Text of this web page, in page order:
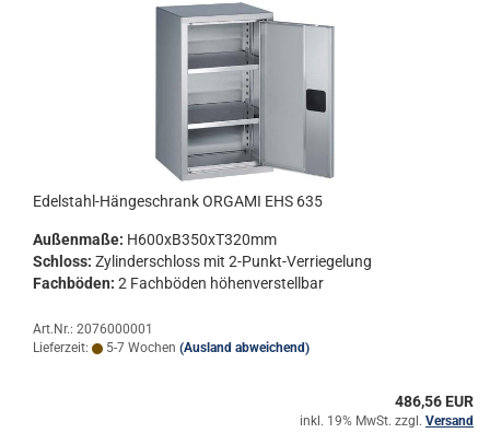
Edelstahl-​​Hän­ge­schrank OR­GA­MI EHS 635
Au­ßen­ma­ße: H600xB350xT320mm
Schloss: Zy­lin­der­schloss mit 2-​Punkt-Verriegelung
Fach­bö­den: 2 Fach­bö­den hö­hen­ver­stell­bar
Art.Nr.: 2076000001
Lieferzeit:
5-7 Wochen (Ausland abweichend)
486,56 EUR
inkl. 19% MwSt. zzgl. Versand